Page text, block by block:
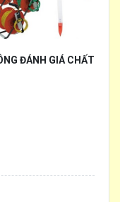
ĐÁNH GIÁ CHẤT